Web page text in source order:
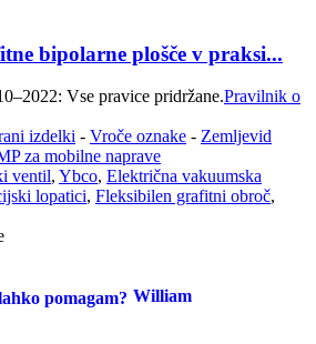
bipolarne plošče v praksi...
Vse pravice pridržane.Pravilnik o
izdelki - Vroče oznake - Zemljevid
za mobilne naprave
ventil, Ybco, Električna vakuumska
lopatici, Fleksibilen grafitni obroč,
William